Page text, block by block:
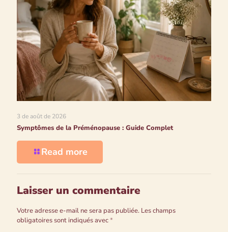
3 de août de 2026
Symptômes de la Préménopause : Guide Complet
Read more
Laisser un commentaire
Votre adresse e-mail ne sera pas publiée. Les champs
obligatoires sont indiqués avec*